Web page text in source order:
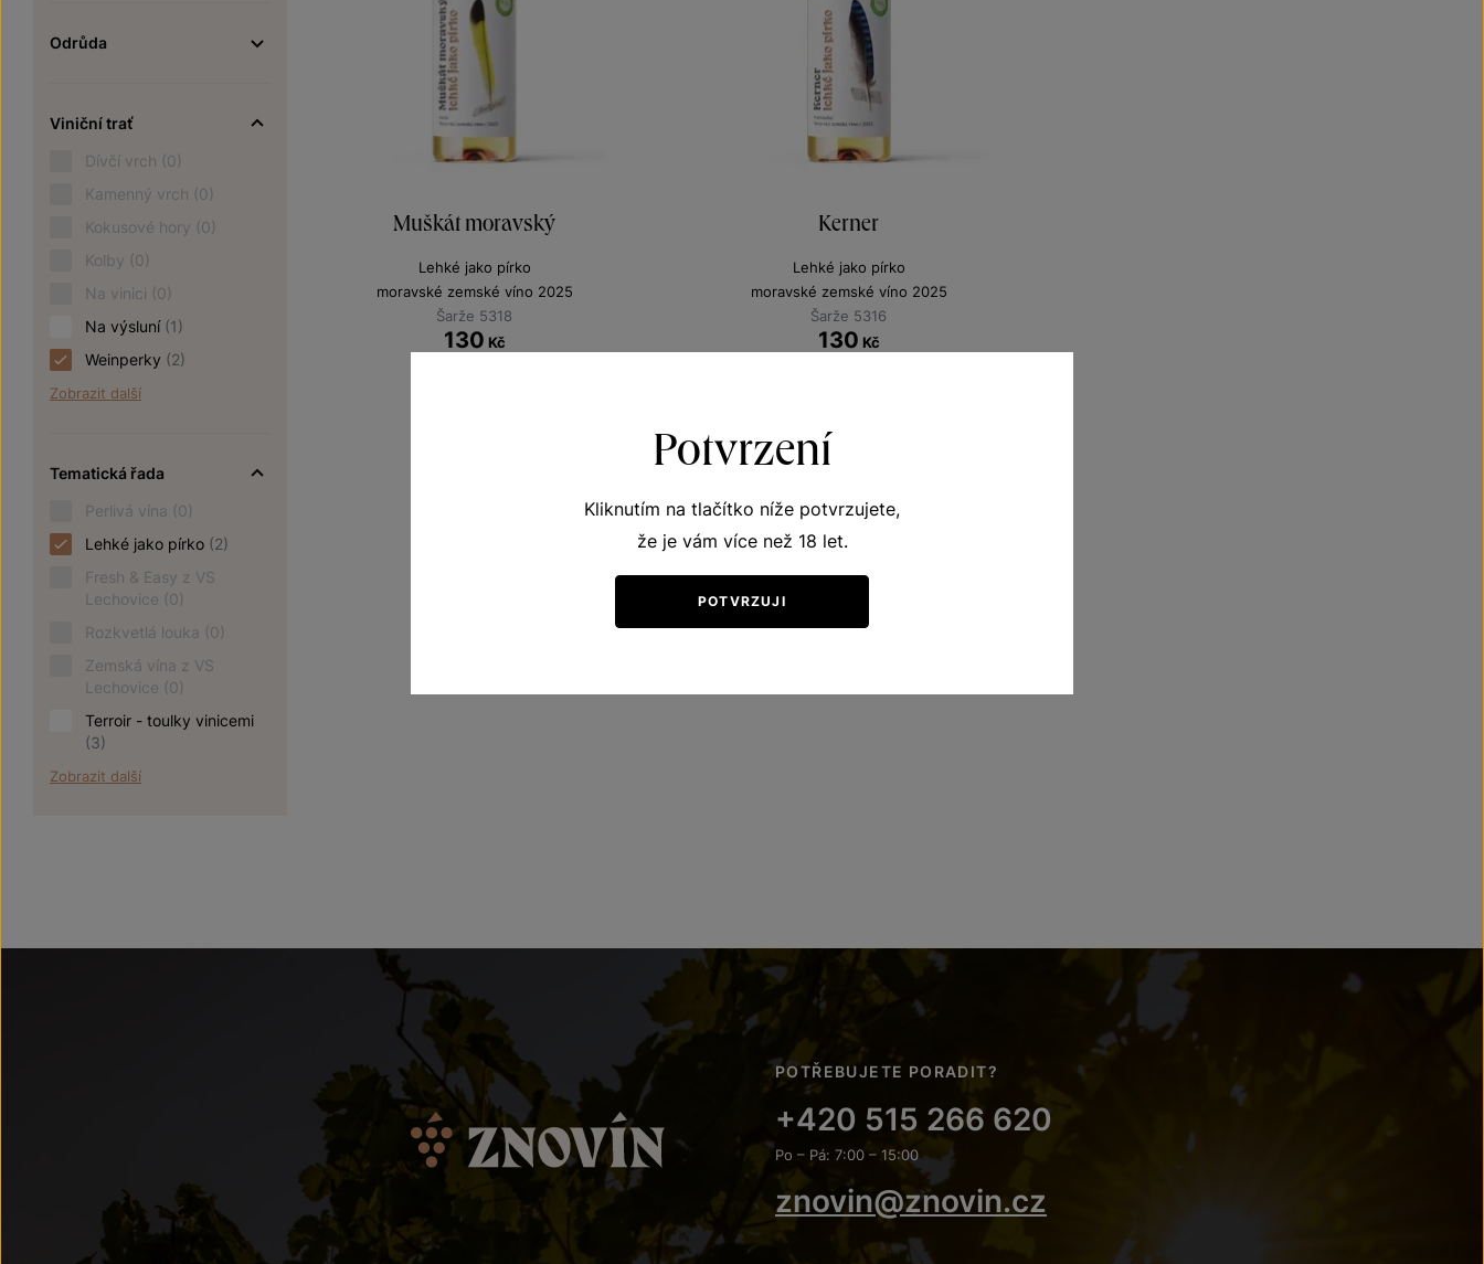
Odrůda
Viniční trať
Dívčí vrch (0)
Kamenný vrch (0)
Kokusové hory (0)
Kolby (0)
Na vinici (0)
Na výsluní (1)
Weinperky (2)
Zobrazit další
Tematická řada
Perlivá vína (0)
Lehké jako pírko (2)
Fresh & Easy z VS
Lechovice (0)
Rozkvetlá louka (0)
Zemská vína z VS
Lechovice (0)
Terroir - toulky vinicemi
(3)
Zobrazit další
Muškát moravský
Lehké jako pírko
moravské zemské víno 2025
Šarže 5318
130 Kč
Kerner
Lehké jako pírko
moravské zemské víno 2025
Šarže 5316
130 Kč
POTŘEBUJETE PORADIT?
+420 515 266 620
Po – Pá: 7:00 – 15:00
znovin@znovin.cz
Potvrzení
Kliknutím na tlačítko níže potvrzujete,
že je vám více než 18 let.
POTVRZUJI